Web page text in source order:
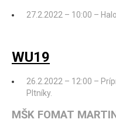
27.2.2022 – 10:00 –
WU19
26.2.2022 – 12:00 –
Pltníky.
MŠK FOMAT